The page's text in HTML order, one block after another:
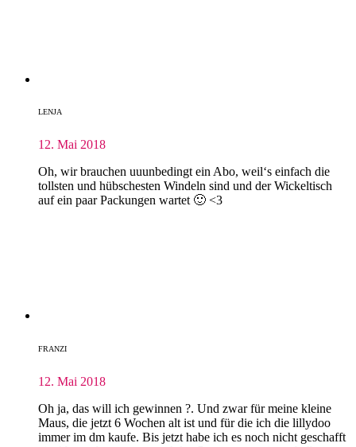
LENJA
12. Mai 2018
Oh, wir brauchen uuunbedingt ein Abo, weil‘s einfach die
tollsten und hübschesten Windeln sind und der Wickeltisch
auf ein paar Packungen wartet 🙂 <3
FRANZI
12. Mai 2018
Oh ja, das will ich gewinnen ?. Und zwar für meine kleine
Maus, die jetzt 6 Wochen alt ist und für die ich die lillydoo
immer im dm kaufe. Bis jetzt habe ich es noch nicht geschafft